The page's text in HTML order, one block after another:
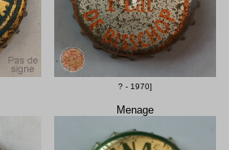
? - 1970]
Menage